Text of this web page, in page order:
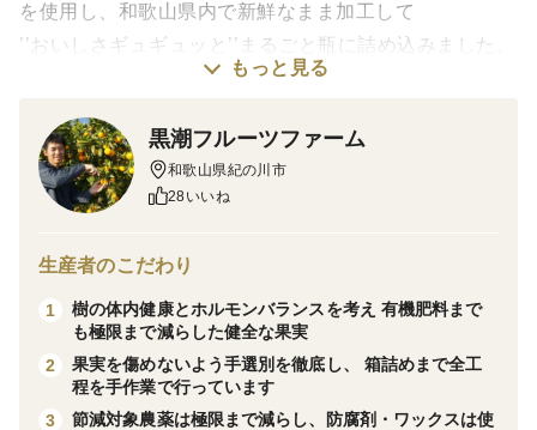
を使用し、和歌山県内で新鮮なまま加工して
’’おいしさギュギュッと’’まるごと瓶に詰め込みました。
みかんそのまんまよりさらに濃いトロッとした新鮮な味
せん!
赤ちゃんに触れるように大切に手で扱う当ファームのみ
のみかんだけを使用しています。
濃厚な味わいが忘れられない恋するみかんジュースで
大切な方へのギフトや、ご自身・お子様へのご褒美に、
もっと見る
黒潮フルーツファーム
和歌山県紀の川市
28いいね
生産者のこだわり
1
樹の体内健康とホルモンバランスを考え 有機肥料まで
も極限まで減らした健全な果実
2
果実を傷めないよう手選別を徹底し、 箱詰めまで全工
程を手作業で行っています
3
節減対象農薬は極限まで減らし、防腐剤・ワックスは使